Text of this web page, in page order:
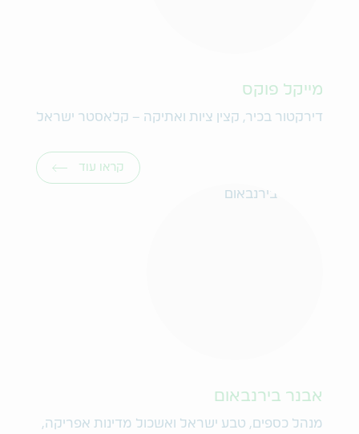
מייקל פוקס
דירקטור בכיר, קצין ציות ואתיקה – קלאסטר ישראל
קראו עוד
אבנר בירנבאום
מנהל כספים, טבע ישראל ואשכול מדינות אפריקה,